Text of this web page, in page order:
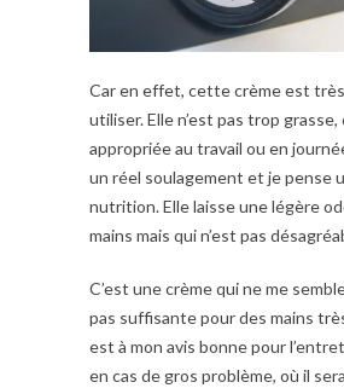
Car en effet, cette crème est
utiliser. Elle n’est pas trop grasse,
appropriée au travail ou en
un réel soulagement et je pense
nutrition. Elle laisse une légère
mains mais qui n’est pas
C’est une crème qui ne me
pas suffisante pour des mains
est à mon avis bonne pour
en cas de gros problème, où il